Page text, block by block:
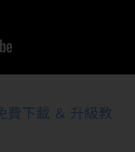
費下載 ＆ 升級教